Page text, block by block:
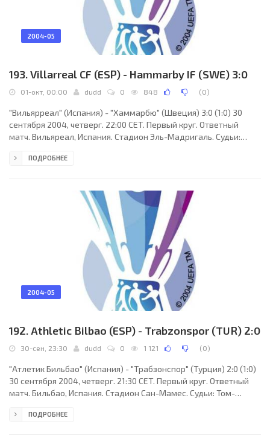
2004-05
193. Villarreal CF (ESP) - Hammarby IF (SWE) 3:0
01-окт, 00:00 dudd 0 848 (0)
"Вильярреал" (Испания) - "Хаммарбю" (Швеция) 3:0 (1:0) 30
сентября 2004, четверг. 22:00 CET. Первый круг. Ответный
матч. Вильяреал, Испания. Стадион Эль-Мадригаль. Судьи:
Баннистер (Англия). Резервный: Филипп Дауд (Англия).
70), Эктор Фонт, Хави Вента, Себастьян Батталья (Сесар Арсо,
81), Хуан Мануэль Пенья, Хосе Мария
ПОДРОБНЕЕ
2004-05
192. Athletic Bilbao (ESP) - Trabzonspor (TUR) 2:0
30-сен, 23:30 dudd 0 1 121 (0)
"Атлетик Бильбао" (Испания) - "Трабзонспор" (Турция) 2:0 (1:0)
30 сентября 2004, четверг. 21:30 CET. Первый круг. Ответный
матч. Бильбао, Испания. Стадион Сан-Мамес. Судьи: Том-
Холен (Норвегия). Резервный: Томми Шервен (Норвегия).
ПОДРОБНЕЕ